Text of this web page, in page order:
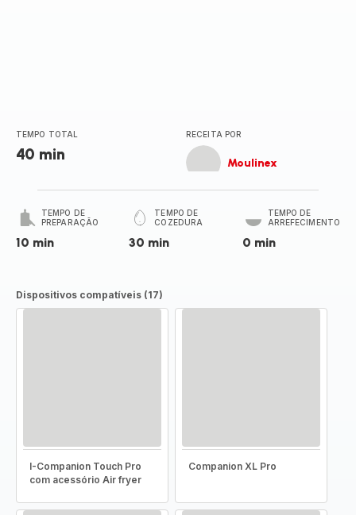
TEMPO TOTAL
40 min
RECEITA POR
Moulinex
TEMPO DE
PREPARAÇÃO
10 min
TEMPO DE
COZEDURA
30 min
TEMPO DE
ARREFECIMENTO
0 min
Dispositivos compatíveis (17)
I-Companion Touch Pro
com acessório Air fryer
Companion XL Pro